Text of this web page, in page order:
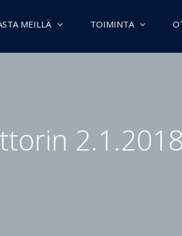
MEILLÄ TOIMINTA
2.1.2018